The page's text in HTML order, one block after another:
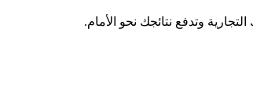
وتدفع نتائجك نحو الأمام.